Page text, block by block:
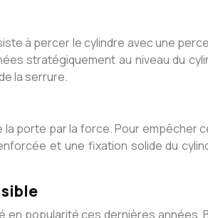
à percer le cylindre avec une
stratégiquement au niveau du
la serrure.
porte par la force. Pour
et une fixation solide du
en popularité ces dernières